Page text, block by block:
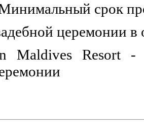
срок
церемонии в
Maldives Resort -